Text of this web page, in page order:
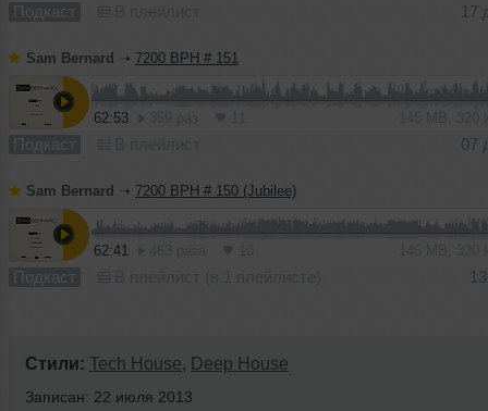
Подкаст 17
Sam Bernard ➝ 7200 BPH # 151
62:53
Подкаст 07
Sam Bernard ➝ 7200 BPH # 150 (Jubilee)
62:41
Подкаст
Стили: Tech House, Deep House
Записан: 22 июля 2013